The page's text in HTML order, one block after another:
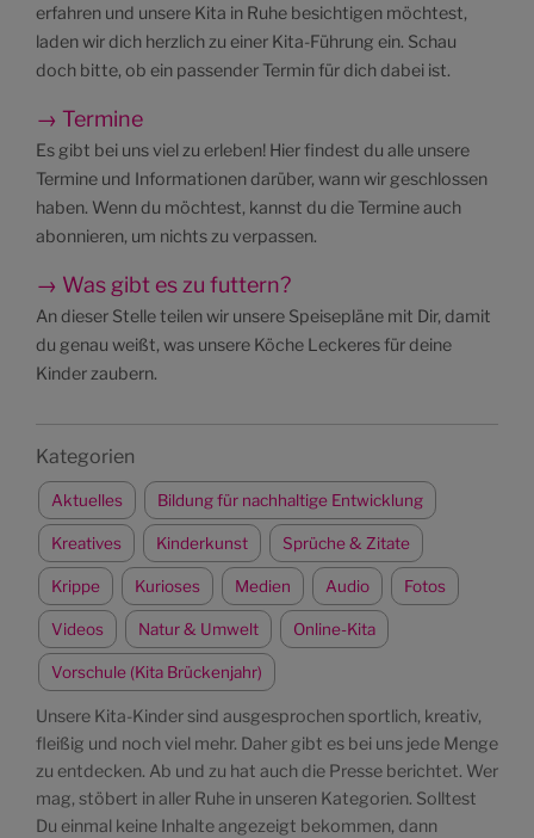
erfahren und unsere Kita in Ruhe besichtigen möchtest,
laden wir dich herzlich zu einer Kita-Führung ein. Schau
doch bitte, ob ein passender Termin für dich dabei ist.
→ Termine
Es gibt bei uns viel zu erleben! Hier findest du alle unsere
Termine und Informationen darüber, wann wir geschlossen
haben. Wenn du möchtest, kannst du die Termine auch
abonnieren, um nichts zu verpassen.
→ Was gibt es zu futtern?
An dieser Stelle teilen wir unsere Speisepläne mit Dir, damit
du genau weißt, was unsere Köche Leckeres für deine
Kinder zaubern.
Kategorien
Aktuelles Bildung für nachhaltige Entwicklung
Kreatives Kinderkunst Sprüche & Zitate
Krippe Kurioses Medien Audio Fotos
Videos Natur & Umwelt Online-Kita
Vorschule (Kita Brückenjahr)
Unsere Kita-Kinder sind ausgesprochen sportlich, kreativ,
fleißig und noch viel mehr. Daher gibt es bei uns jede Menge
zu entdecken. Ab und zu hat auch die Presse berichtet. Wer
mag, stöbert in aller Ruhe in unseren Kategorien. Solltest
Du einmal keine Inhalte angezeigt bekommen, dann